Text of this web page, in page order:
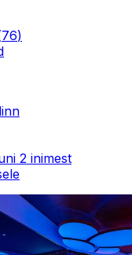
76)
2 inimest